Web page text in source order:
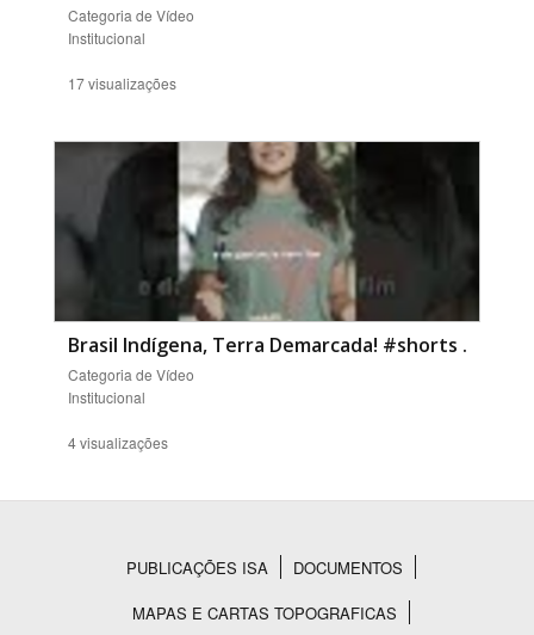
Categoria de Vídeo
Institucional
17 visualizações
Brasil Indígena, Terra Demarcada! #shorts .
Categoria de Vídeo
Institucional
4 visualizações
Rodapé
PUBLICAÇÕES ISA
DOCUMENTOS
MAPAS E CARTAS TOPOGRAFICAS